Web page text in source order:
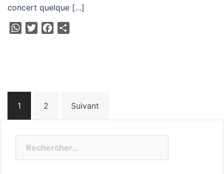
concert quelque […]
WhatsApp
TwitterFacebook
des
1 2 Suivant